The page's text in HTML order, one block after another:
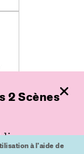
2 Scènes
à l'aide de